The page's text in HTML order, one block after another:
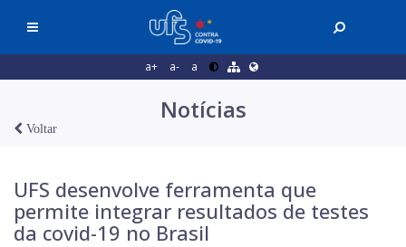
a+ a- a
Notícias
Voltar
UFS desenvolve ferramenta que
permite integrar resultados de testes
da covid-19 no Brasil